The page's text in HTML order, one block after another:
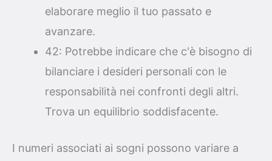
elaborare meglio il tuo passato e
avanzare.
42: Potrebbe indicare che c'è bisogno di
bilanciare i desideri personali con le
responsabilità nei confronti degli altri.
Trova un equilibrio soddisfacente.
I numeri associati ai sogni possono variare a